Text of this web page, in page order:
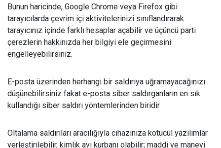
Bunun haricinde, Google Chrome veya Firefox gibi
tarayıcılarda çevrim içi aktivitelerinizi sınıflandırarak
tarayıcınız içinde farklı hesaplar açabilir ve üçüncü parti
çerezlerin hakkınızda her bilgiyi ele geçirmesini
engelleyebilirsiniz.
E-posta üzerinden herhangi bir saldırıya uğramayacağınızı
düşünebilirsiniz fakat e-posta siber saldırganların en sık
kullandığı siber saldırı yöntemlerinden biridir.
Oltalama saldırıları aracılığıyla cihazınıza kötücül yazılımlar
yerleştirilebilir, kimlik avı kurbanı olabilir; maddi ve manevi